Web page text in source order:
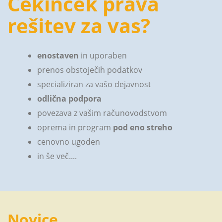
rešitev za vas?
enostaven in uporaben
prenos obstoječih podatkov
specializiran za vašo dejavnost
odlična podpora
povezava z vašim računovodstvom
oprema in program pod eno streho
cenovno ugoden
in še več....